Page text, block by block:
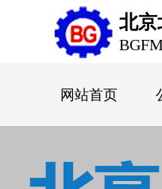
网站首页
北京